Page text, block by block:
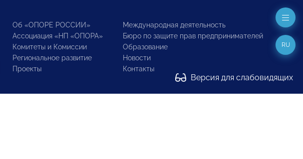
Об «ОПОРЕ РОССИИ»
Ассоциация «НП «ОПОРА»
Комитеты и Комиссии
Региональное развитие
Проекты
Международная деятельность
Бюро по защите прав предпринимателей
Образование
Новости
Контакты
Версия для слабовидящих
RU